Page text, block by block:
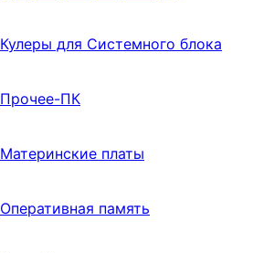
Кулеры для Системного блока
Прочее-ПК
Материнские платы
Оперативная память